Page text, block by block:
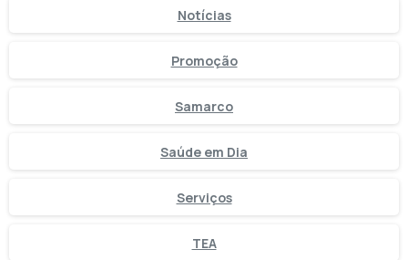
Notícias
Promoção
Samarco
Saúde em Dia
Serviços
TEA